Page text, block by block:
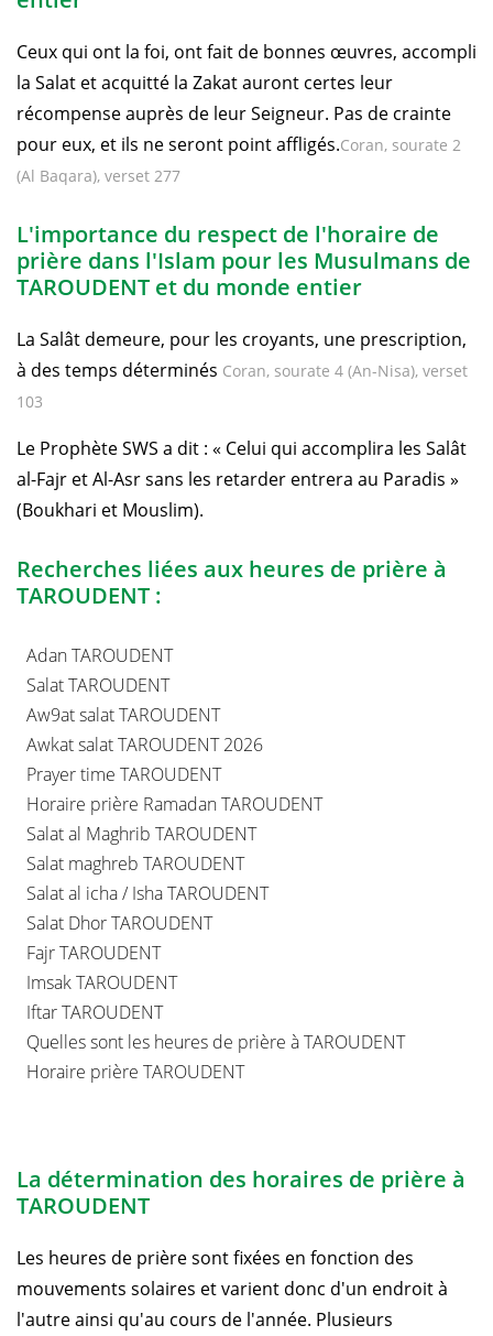
Ceux qui ont la foi, ont fait de bonnes œuvres, accompli
la Salat et acquitté la Zakat auront certes leur
récompense auprès de leur Seigneur. Pas de crainte
pour eux, et ils ne seront point affligés.Coran, sourate 2
(Al Baqara), verset 277
L'importance du respect de l'horaire de
prière dans l'Islam pour les Musulmans de
TAROUDENT et du monde entier
La Salât demeure, pour les croyants, une prescription,
à des temps déterminés Coran, sourate 4 (An-Nisa), verset
103
Le Prophète SWS a dit : « Celui qui accomplira les Salât
al-Fajr et Al-Asr sans les retarder entrera au Paradis »
(Boukhari et Mouslim).
Recherches liées aux heures de prière à
TAROUDENT :
Adan TAROUDENT
Salat TAROUDENT
Aw9at salat TAROUDENT
Awkat salat TAROUDENT 2026
Prayer time TAROUDENT
Horaire prière Ramadan TAROUDENT
Salat al Maghrib TAROUDENT
Salat maghreb TAROUDENT
Salat al icha / Isha TAROUDENT
Salat Dhor TAROUDENT
Fajr TAROUDENT
Imsak TAROUDENT
Iftar TAROUDENT
Quelles sont les heures de prière à TAROUDENT
Horaire prière TAROUDENT
La détermination des horaires de prière à
TAROUDENT
Les heures de prière sont fixées en fonction des
mouvements solaires et varient donc d'un endroit à
l'autre ainsi qu'au cours de l'année. Plusieurs